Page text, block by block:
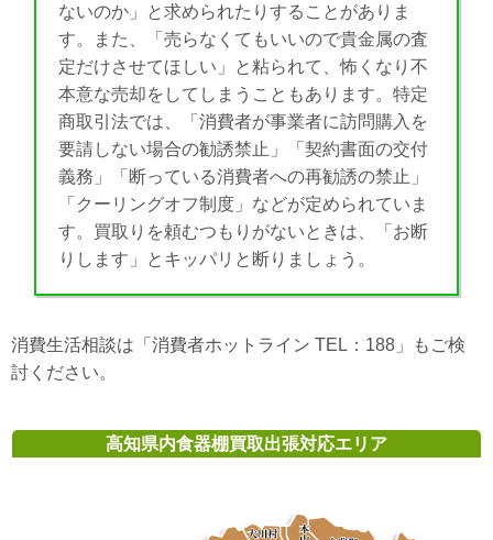
ないのか」と求められたりすることがありま
す。また、「売らなくてもいいので貴金属の査
定だけさせてほしい」と粘られて、怖くなり不
本意な売却をしてしまうこともあります。特定
商取引法では、「消費者が事業者に訪問購入を
要請しない場合の勧誘禁止」「契約書面の交付
義務」「断っている消費者への再勧誘の禁止」
「クーリングオフ制度」などが定められていま
す。買取りを頼むつもりがないときは、「お断
りします」とキッパリと断りましょう。
消費生活相談は「消費者ホットライン TEL：188」もご検
討ください。
高知県内食器棚買取出張対応エリア